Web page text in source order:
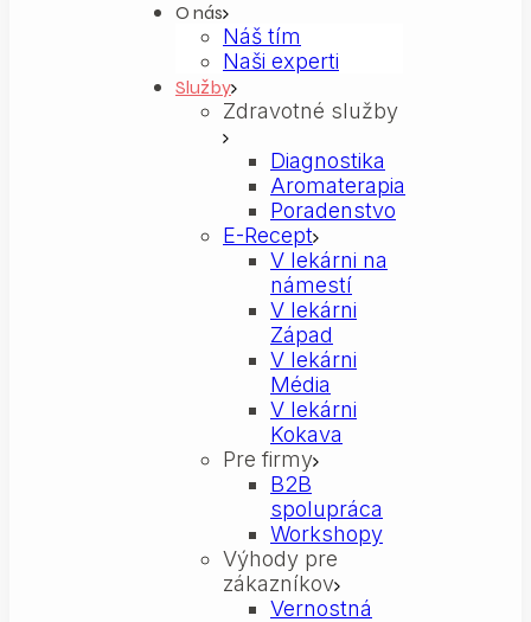
O nás
Náš tím
Naši experti
Služby
Zdravotné služby
Diagnostika
Aromaterapia
Poradenstvo
E-Recept
V lekárni na
námestí
V lekárni
Západ
V lekárni
Média
V lekárni
Kokava
Pre firmy
B2B
spolupráca
Workshopy
Výhody pre
zákazníkov
Vernostná